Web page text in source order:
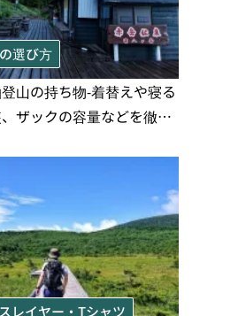
選び方
山の持ち物‐着替えや寝る
ザックの容量などを徹底
レイヤー・Tシャツ